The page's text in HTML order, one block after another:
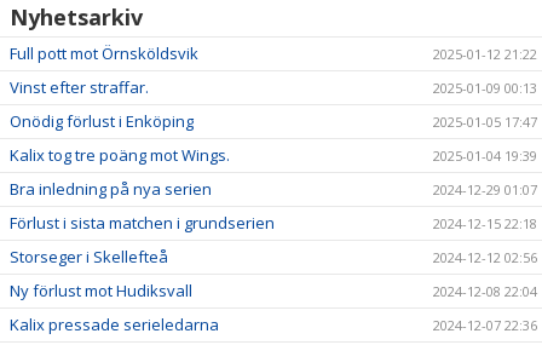
Nyhetsarkiv
Full pott mot Örnsköldsvik 2025-01-12 21:22
Vinst efter straffar. 2025-01-09 00:13
Onödig förlust i Enköping 2025-01-05 17:47
Kalix tog tre poäng mot Wings. 2025-01-04 19:39
Bra inledning på nya serien 2024-12-29 01:07
Förlust i sista matchen i grundserien 2024-12-15 22:18
Storseger i Skellefteå 2024-12-12 02:56
Ny förlust mot Hudiksvall 2024-12-08 22:04
Kalix pressade serieledarna 2024-12-07 22:36